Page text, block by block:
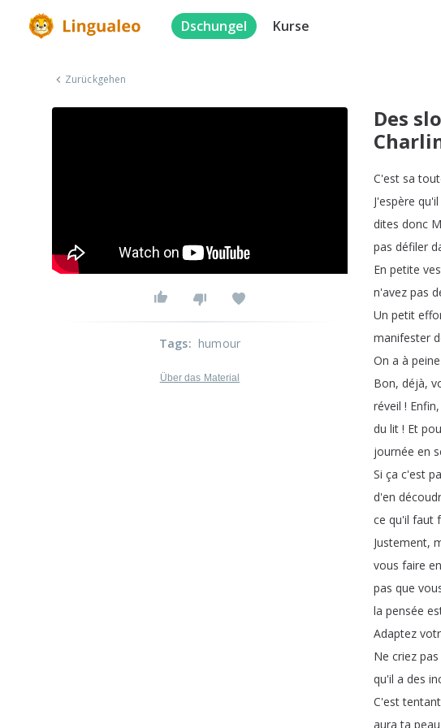
Dschungel Kurse
Zurückgehen
Des
C'est sa
J'espère qu'il
dites donc
pas défiler
En petite
n'avez pas
Un petit
manifester
On a à peine
Bon, déjà,
réveil ! Enfin,
du lit ! Et
journée en
Si ça c'est
d'en
ce qu'il faut
Justement,
vous faire
pas que
la pensée
Adaptez
Ne criez pas
qu'il a des
C'est tentant
aura ta peau
Tags: humour
Über das Material